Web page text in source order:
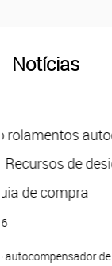
Notícias
de
design,
27 Jul, 2026
A unidade
consiste